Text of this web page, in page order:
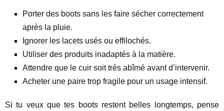
Porter des boots sans les faire sécher correctement
après la pluie.
Ignorer les lacets usés ou effilochés.
Utiliser des produits inadaptés à la matière.
Attendre que le cuir soit très abîmé avant d’intervenir.
Acheter une paire trop fragile pour un usage intensif.
Si tu veux que tes boots restent belles longtemps, pense